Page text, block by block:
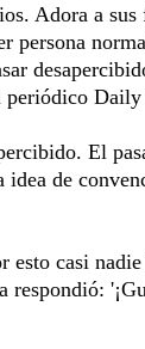
Adora a sus
persona
periódico Daily
El
de
esto casi
respondió: